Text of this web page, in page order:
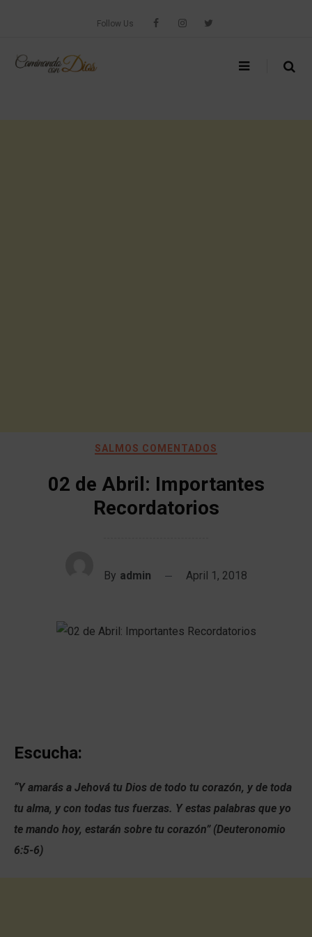
Follow Us
SALMOS COMENTADOS
02 de Abril: Importantes
Recordatorios
By admin April 1, 2018
Escucha:
“Y amarás a Jehová tu Dios de todo tu corazón, y de toda
tu alma, y con todas tus fuerzas. Y estas palabras que yo
te mando hoy, estarán sobre tu corazón” (Deuteronomio
6:5-6)